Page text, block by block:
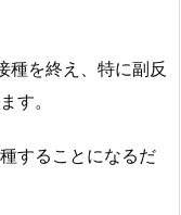
種を終え、特に副反
す。
することになるだ